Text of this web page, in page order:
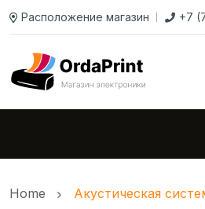
Расположение магазин +7
Home Акустическая